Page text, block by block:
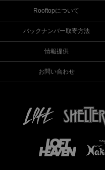
Rooftopについて
バックナンバー取寄方法
情報提供
お問い合わせ